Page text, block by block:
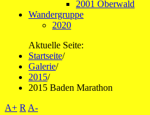
2001 Oberwald
Wandergruppe
2020
Aktuelle Seite:
Startseite/
Galerie/
2015/
2015 Baden Marathon
A+ R A-